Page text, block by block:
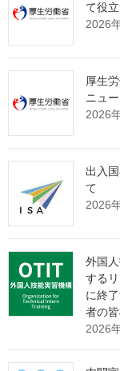
詳細は、下記のとお
＜技能実習計画の認
まで）＞
(１) 有限会社アサ
(２) 株式会社阿部
(３) クリーン環境
(４) 有限会社サイ
(５) 合同会社サン
(６) 有限会社四島
(７) 株式会社大門
(８) 株式会社つく
(９) 株式会社トニ
(10) 株式会社丸和
(11) 森工業株式会
て役
2026
厚生
ニュ
2026
出入
て
2026
外国
する
に終
者の
2026